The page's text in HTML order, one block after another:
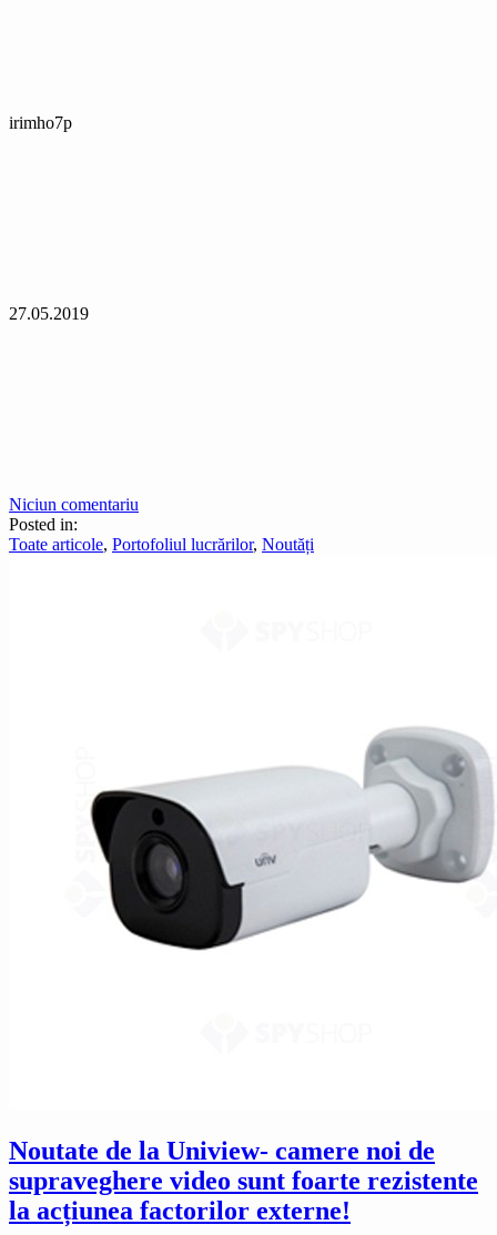
irimho7p
27.05.2019
Niciun comentariu
Posted in:
Toate articole, Portofoliul lucrărilor, Noutăți
Noutate de la Uniview- camere noi de
supraveghere video sunt foarte rezistente
la acțiunea factorilor externe!